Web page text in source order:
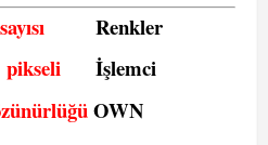
Renkler
İşlemci
OWN